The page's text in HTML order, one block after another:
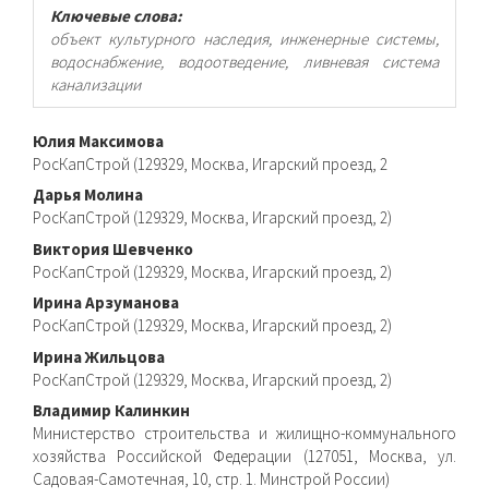
Ключевые слова:
объект культурного наследия, инженерные системы,
водоснабжение, водоотведение, ливневая система
канализации
Основное
содержимое
статьи
Юлия Максимова
РосКапСтрой (129329, Москва, Игарский проезд, 2
Дарья Молина
РосКапСтрой (129329, Москва, Игарский проезд, 2)
Виктория Шевченко
РосКапСтрой (129329, Москва, Игарский проезд, 2)
Ирина Арзуманова
РосКапСтрой (129329, Москва, Игарский проезд, 2)
Ирина Жильцова
РосКапСтрой (129329, Москва, Игарский проезд, 2)
Владимир Калинкин
Министерство строительства и жилищно-коммунального
хозяйства Российской Федерации (127051, Москва, ул.
Садовая-Самотечная, 10, стр. 1. Минстрой России)